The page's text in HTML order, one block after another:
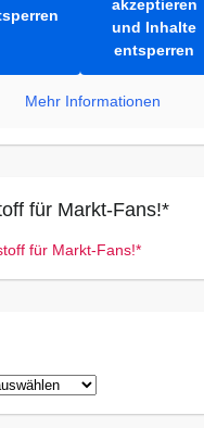
akzeptieren
und Inhalte
entsperren
Mehr Informationen
für Markt-Fans!*